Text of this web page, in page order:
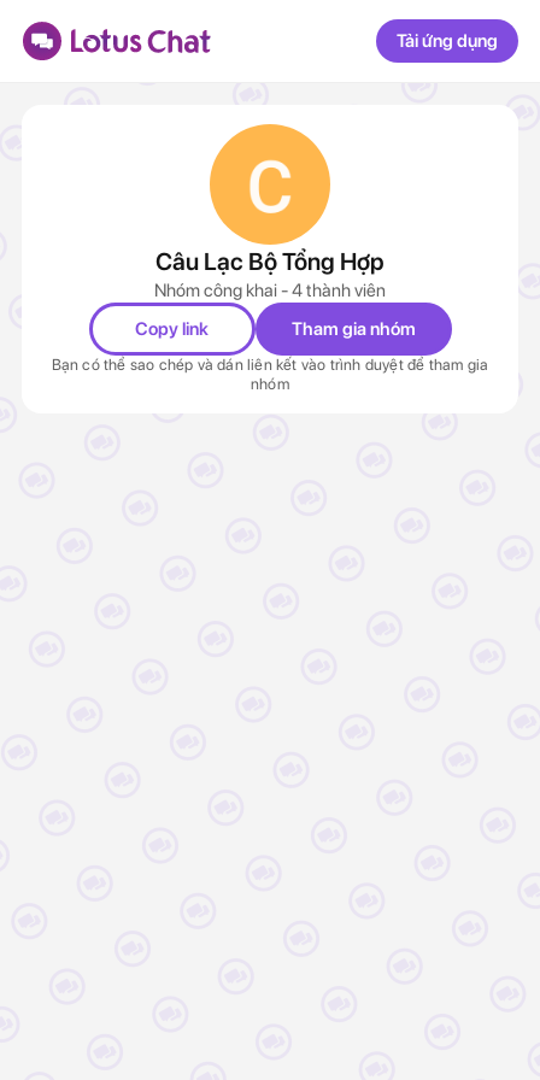
Tải ứng dụng
Câu Lạc Bộ Tổng Hợp
Nhóm công khai - 4 thành viên
Copy link
Tham gia nhóm
Bạn có thể sao chép và dán liên kết vào trình duyệt để tham gia
nhóm